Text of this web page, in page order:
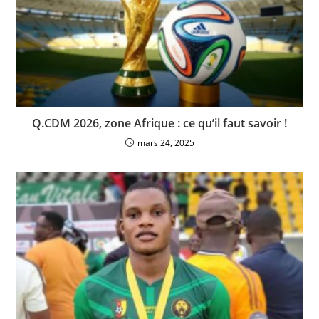
Q.CDM 2026, zone Afrique : ce qu’il faut savoir !
mars 24, 2025